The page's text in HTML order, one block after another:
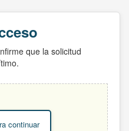
que la solicitud
continuar